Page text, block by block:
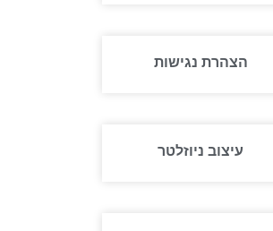
הצהרת נגישות
עיצוב ניוזלטר